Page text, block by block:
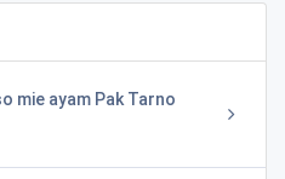
mie ayam Pak Tarno